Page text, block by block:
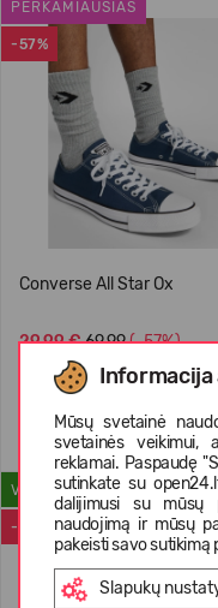
Informacija
Mūsų svetainė
svetainės veikimui,
reklamai. Paspaudę
sutinkate su
dalijimusi su mūsų
naudojimą ir mūsų
pakeisti savo sutikimą
Slapukų
-57%
PERKAMIAUSIAS
Converse All Star Ox
29,99 €69.99(-57%)
-40%
VASARAI